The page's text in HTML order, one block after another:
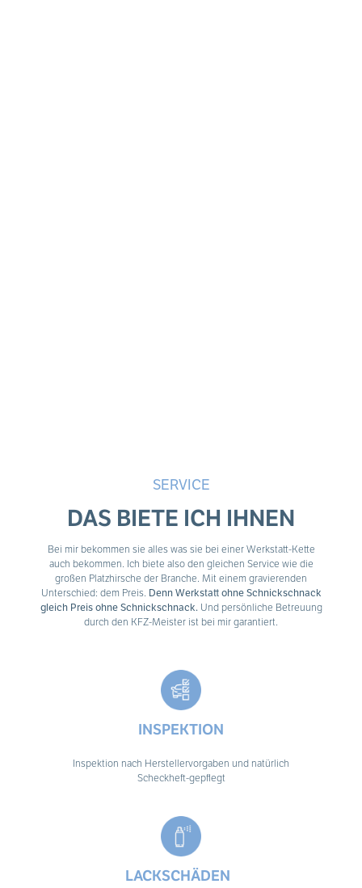
SERVICE
DAS BIETE ICH IHNEN
Bei mir bekommen sie alles was sie bei einer Werkstatt-Kette
auch bekommen. Ich biete also den gleichen Service wie die
großen Platzhirsche der Branche. Mit einem gravierenden
Unterschied: dem Preis. Denn Werkstatt ohne Schnickschnack
gleich Preis ohne Schnickschnack.Und persönliche Betreuung
durch den KFZ-Meister ist bei mir garantiert.
INSPEKTION
Inspektion nach Herstellervorgaben und natürlich
Scheckheft-gepflegt
LACKSCHÄDEN